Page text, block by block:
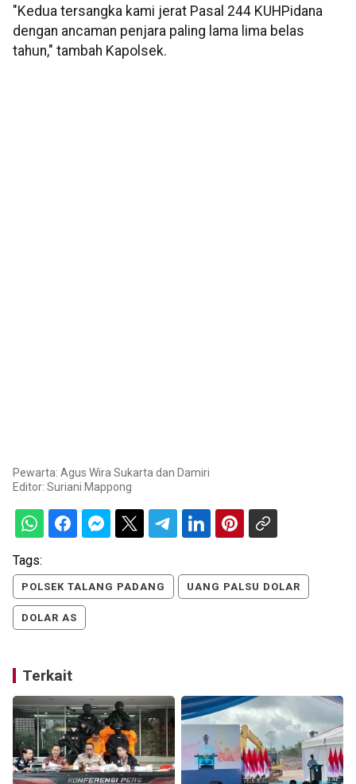
"Kedua tersangka kami jerat Pasal 244 KUHPidana
dengan ancaman penjara paling lama lima belas
tahun," tambah Kapolsek.
Pewarta: Agus Wira Sukarta dan Damiri
Editor: Suriani Mappong
Tags:
POLSEK TALANG PADANG UANG PALSU DOLAR
DOLAR AS
Terkait